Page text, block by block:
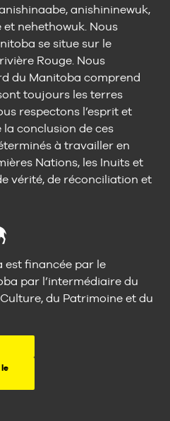
anishininewuk,
nehethowuk. Nous
se situe sur le
Rouge. Nous
du Manitoba comprend
toujours les terres
respectons l’esprit et
la conclusion de ces
à travailler en
Nations, les Inuits et
vérité, de réconciliation et
est financée par le
par l’intermédiaire du
du Patrimoine et du